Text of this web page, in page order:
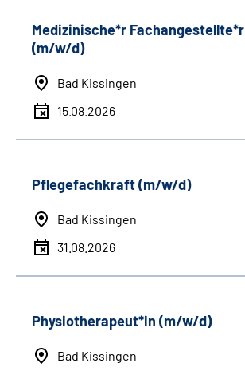
Medizinische*r Fachangestellte*r
(m/w/d)
Bad Kissingen
15.08.2026
Pflegefachkraft (m/w/d)
Bad Kissingen
31.08.2026
Physiotherapeut*in (m/w/d)
Bad Kissingen